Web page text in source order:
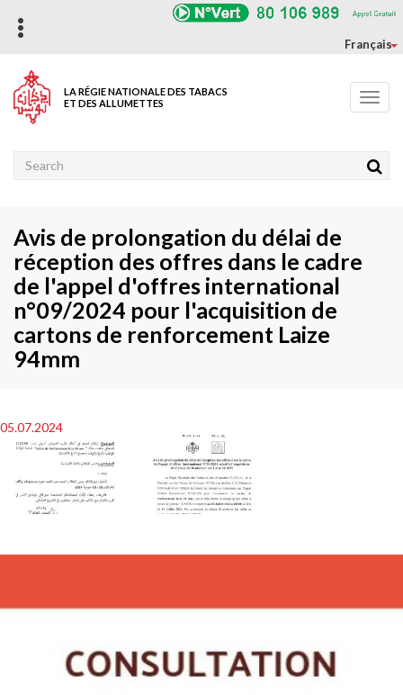
contenu
Français
LA RÉGIE NATIONALE DES TABACS
ET DES ALLUMETTES
Rechercher
Avis de prolongation du délai de
réception des offres dans le cadre
de l'appel d'offres international
n°09/2024 pour l'acquisition de
cartons de renforcement Laize
94mm
05.07.2024